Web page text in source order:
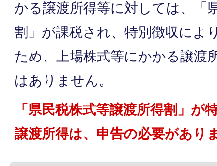
かる譲渡所得等に対しては、「
割」が課税され、特別徴収によ
ため、上場株式等にかかる譲渡
はありません。
「県民税株式等譲渡所得割」が
譲渡所得は、申告の必要があり